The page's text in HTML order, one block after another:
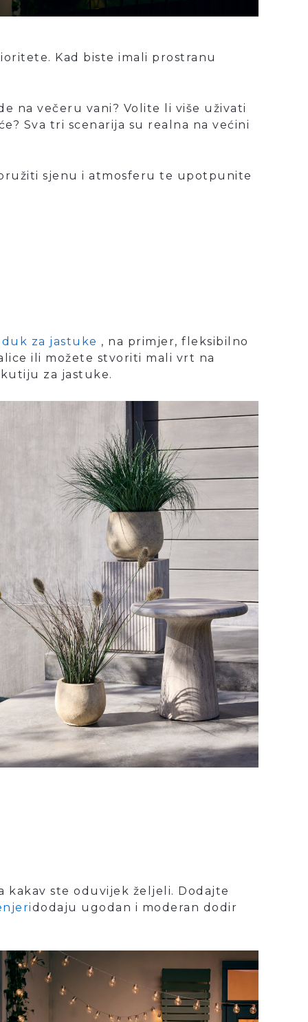
Kad biste imali prostranu
na večeru vani? Volite li više uživati
Sva tri scenarija su realna na većini
sjenu i atmosferu te upotpunite
za jastuke , na primjer, fleksibilno
ili možete stvoriti mali vrt na
za jastuke.
kakav ste oduvijek željeli. Dodajte
dodaju ugodan i moderan dodir